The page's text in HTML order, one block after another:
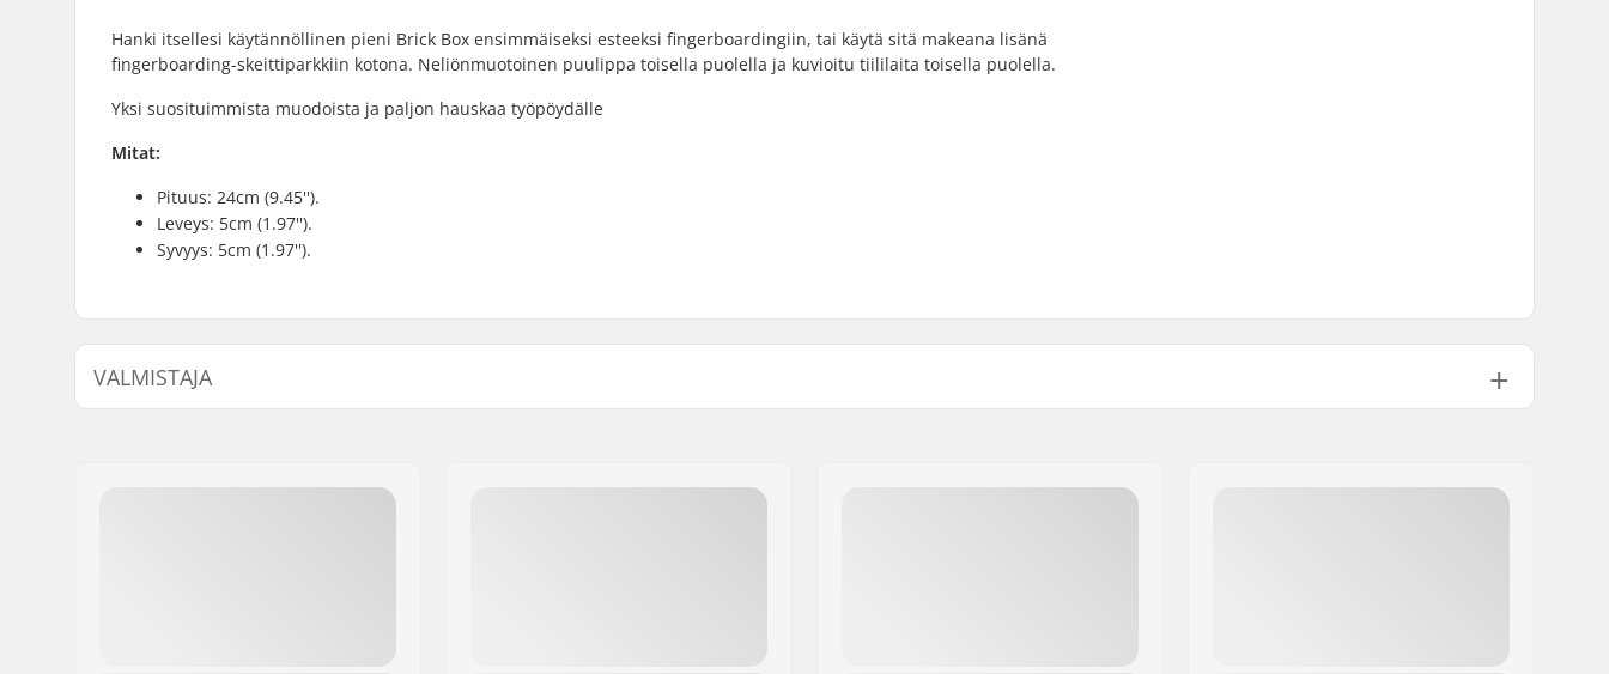
Hanki itsellesi käytännöllinen pieni Brick Box ensimmäiseksi esteeksi fingerboardingiin, tai käytä sitä makeana lisänä
fingerboarding-skeittiparkkiin kotona. Neliönmuotoinen puulippa toisella puolella ja kuvioitu tiililaita toisella puolella.
Yksi suosituimmista muodoista ja paljon hauskaa työpöydälle
Mitat:
Pituus: 24cm (9.45'').
Leveys: 5cm (1.97'').
Syvyys: 5cm (1.97'').
VALMISTAJA